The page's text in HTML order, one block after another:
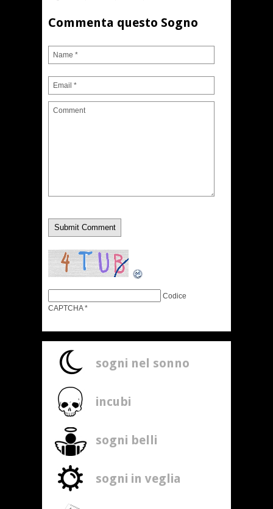
Commenta questo Sogno
Codice
CAPTCHA*
sogni nel sonno
incubi
sogni belli
sogni in veglia